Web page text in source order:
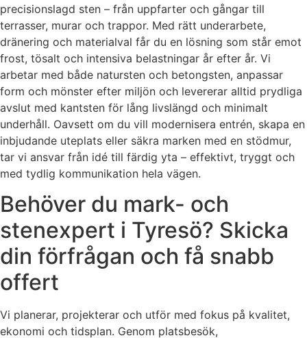
precisionslagd sten – från uppfarter och gångar till
terrasser, murar och trappor. Med rätt underarbete,
dränering och materialval får du en lösning som står emot
frost, tösalt och intensiva belastningar år efter år. Vi
arbetar med både natursten och betongsten, anpassar
form och mönster efter miljön och levererar alltid prydliga
avslut med kantsten för lång livslängd och minimalt
underhåll. Oavsett om du vill modernisera entrén, skapa en
inbjudande uteplats eller säkra marken med en stödmur,
tar vi ansvar från idé till färdig yta – effektivt, tryggt och
med tydlig kommunikation hela vägen.
Behöver du mark- och
stenexpert i Tyresö? Skicka
din förfrågan och få snabb
offert
Vi planerar, projekterar och utför med fokus på kvalitet,
ekonomi och tidsplan. Genom platsbesök,